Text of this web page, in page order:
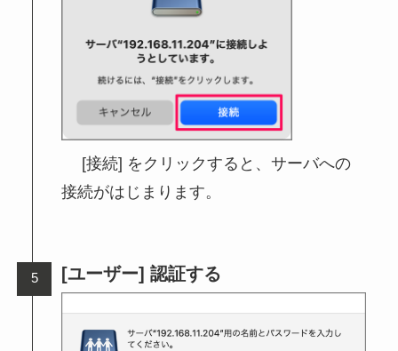
[接続] をクリックすると、サーバへの
接続がはじまります。
[ユーザー] 認証する